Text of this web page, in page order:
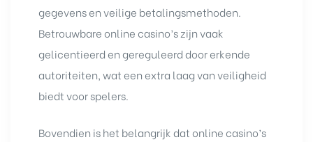
gegevens en veilige betalingsmethoden.
Betrouwbare online casino’s zijn vaak
gelicentieerd en gereguleerd door erkende
autoriteiten, wat een extra laag van veiligheid
biedt voor spelers.
Bovendien is het belangrijk dat online casino’s